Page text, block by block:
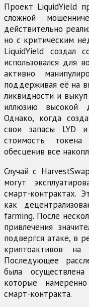
Проект LiquidYield
сложной
действительно
но с критическим
LiquidYield создал
использовался для
активно
поддерживая её на
ликвидности и
иллюзию высокой
Однако, когда
свои запасы LYD
стоимость
обесценив все
Случай с
могут
смарт-контрактах.
как
farming. После
привлечения
подвергся атаке, в
криптоактивов
Последующее
была
которые
смарт-контракта.